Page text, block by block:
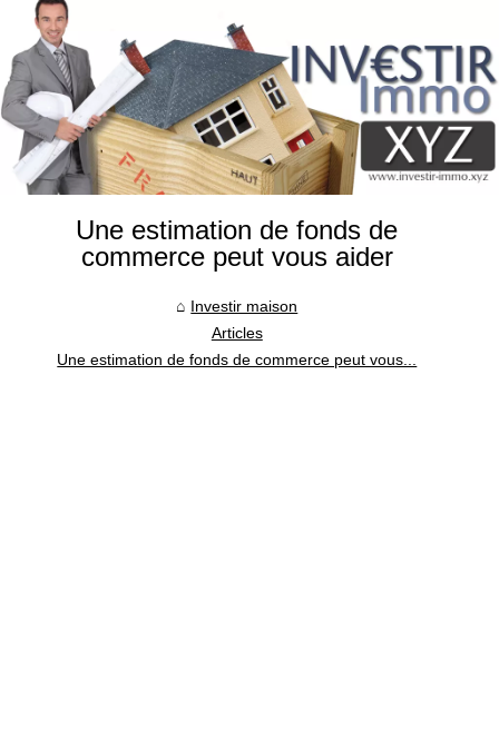
Une estimation de fonds de
commerce peut vous aider
Investir maison
Articles
Une estimation de fonds de commerce peut vous...